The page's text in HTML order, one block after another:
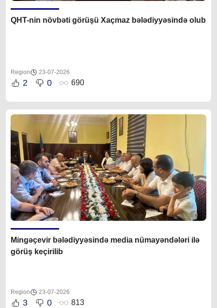
QHT-nin növbəti görüşü Xaçmaz bələdiyyəsində olub
Region 23-07-2026
2 0 690
Mingəçevir bələdiyyəsində media nümayəndələri ilə
görüş keçirilib
Region 23-07-2026
3 0 813